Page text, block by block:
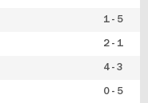
1 - 5
2 - 1
4 - 3
0 - 5